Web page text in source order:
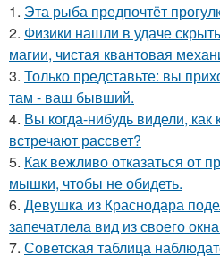
1. Эта рыба предпочтёт
2. Физики нашли в удаче
магии, чистая квантовая
3. Только представьте: вы
там - ваш бывший.
4. Вы когда-нибудь видели,
встречают рассвет?
5. Как вежливо отказаться от
мышки, чтобы не обидеть.
6. Девушка из Краснодара
запечатлела вид из своего
7. Советская таблица